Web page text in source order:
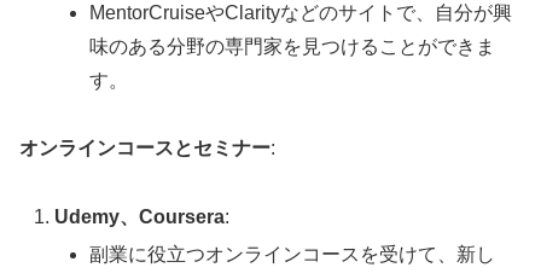
MentorCruiseやClarityなどのサイトで、自分が興
味のある分野の専門家を見つけることができま
す。
オンラインコースとセミナー:
Udemy、Coursera:
副業に役立つオンラインコースを受けて、新し